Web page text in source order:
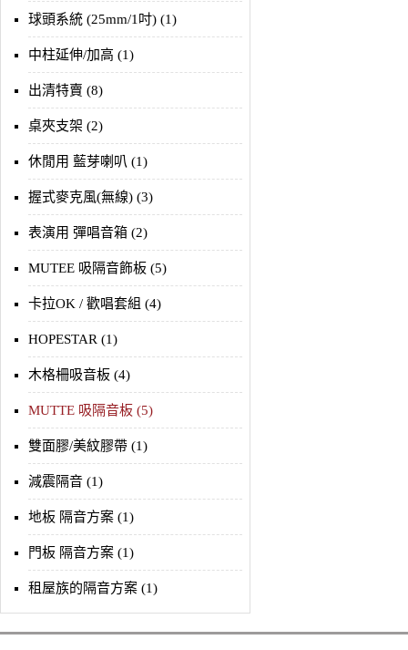
球頭系統 (25mm/1吋) (1)
中柱延伸/加高 (1)
出清特賣 (8)
桌夾支架 (2)
休閒用 藍芽喇叭 (1)
握式麥克風(無線) (3)
表演用 彈唱音箱 (2)
MUTEE 吸隔音飾板 (5)
卡拉OK / 歡唱套組 (4)
HOPESTAR (1)
木格柵吸音板 (4)
MUTTE 吸隔音板 (5)
雙面膠/美紋膠帶 (1)
減震隔音 (1)
地板 隔音方案 (1)
門板 隔音方案 (1)
租屋族的隔音方案 (1)